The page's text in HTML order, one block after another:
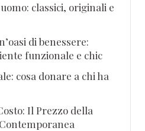
classici, originali e
di benessere:
funzionale e chic
cosa donare a chi ha
Il Prezzo della